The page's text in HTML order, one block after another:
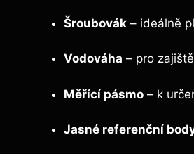
Šroubovák – ideálně
Vodováha – pro
Měřící pásmo – k
Jasné referenční